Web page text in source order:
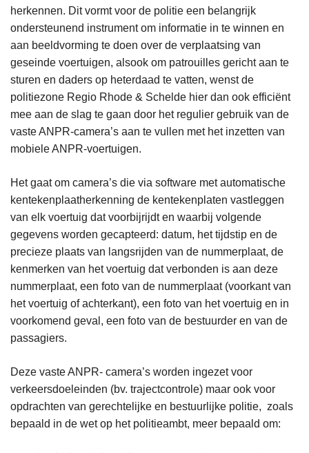
herkennen. Dit vormt voor de politie een belangrijk
ondersteunend instrument om informatie in te winnen en
aan beeldvorming te doen over de verplaatsing van
geseinde voertuigen, alsook om patrouilles gericht aan te
sturen en daders op heterdaad te vatten, wenst de
politiezone Regio Rhode & Schelde hier dan ook efficiënt
mee aan de slag te gaan door het regulier gebruik van de
vaste ANPR-camera’s aan te vullen met het inzetten van
mobiele ANPR-voertuigen.
Het gaat om camera’s die via software met automatische
kentekenplaatherkenning de kentekenplaten vastleggen
van elk voertuig dat voorbijrijdt en waarbij volgende
gegevens worden gecapteerd: datum, het tijdstip en de
precieze plaats van langsrijden van de nummerplaat, de
kenmerken van het voertuig dat verbonden is aan deze
nummerplaat, een foto van de nummerplaat (voorkant van
het voertuig of achterkant), een foto van het voertuig en in
voorkomend geval, een foto van de bestuurder en van de
passagiers.
Deze vaste ANPR- camera’s worden ingezet voor
verkeersdoeleinden (bv. trajectcontrole) maar ook voor
opdrachten van gerechtelijke en bestuurlijke politie, zoals
bepaald in de wet op het politieambt, meer bepaald om: